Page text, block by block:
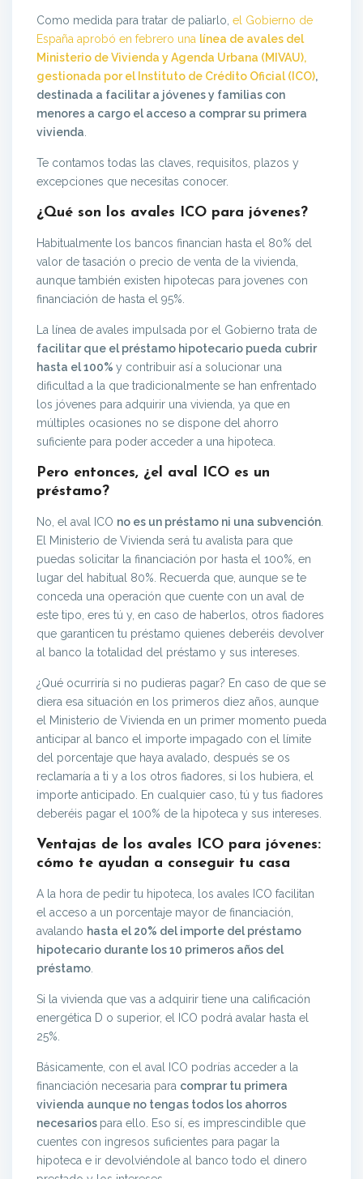
Como medida para tratar de paliarlo, el Gobierno de
España aprobó en febrero una línea de avales del
Ministerio de Vivienda y Agenda Urbana (MIVAU),
gestionada por el Instituto de Crédito Oficial (ICO),
destinada a facilitar a jóvenes y familias con
menores a cargo el acceso a comprar su primera
vivienda.
Te contamos todas las claves, requisitos, plazos y
excepciones que necesitas conocer.
¿Qué son los avales ICO para jóvenes?
Habitualmente los bancos financian hasta el 80% del
valor de tasación o precio de venta de la vivienda,
aunque también existen hipotecas para jovenes con
financiación de hasta el 95%.
La línea de avales impulsada por el Gobierno trata de
facilitar que el préstamo hipotecario pueda cubrir
hasta el 100% y contribuir así a solucionar una
dificultad a la que tradicionalmente se han enfrentado
los jóvenes para adquirir una vivienda, ya que en
múltiples ocasiones no se dispone del ahorro
suficiente para poder acceder a una hipoteca.
Pero entonces, ¿el aval ICO es un
préstamo?
No, el aval ICO no es un préstamo ni una subvención.
El Ministerio de Vivienda será tu avalista para que
puedas solicitar la financiación por hasta el 100%, en
lugar del habitual 80%. Recuerda que, aunque se te
conceda una operación que cuente con un aval de
este tipo, eres tú y, en caso de haberlos, otros fiadores
que garanticen tu préstamo quienes deberéis devolver
al banco la totalidad del préstamo y sus intereses.
¿Qué ocurriría si no pudieras pagar? En caso de que se
diera esa situación en los primeros diez años, aunque
el Ministerio de Vivienda en un primer momento pueda
anticipar al banco el importe impagado con el límite
del porcentaje que haya avalado, después se os
reclamaría a ti y a los otros fiadores, si los hubiera, el
importe anticipado. En cualquier caso, tú y tus fiadores
deberéis pagar el 100% de la hipoteca y sus intereses.
Ventajas de los avales ICO para jóvenes:
cómo te ayudan a conseguir tu casa
A la hora de pedir tu hipoteca, los avales ICO facilitan
el acceso a un porcentaje mayor de financiación,
avalando hasta el 20% del importe del préstamo
hipotecario durante los 10 primeros años del
préstamo.
Si la vivienda que vas a adquirir tiene una calificación
energética D o superior, el ICO podrá avalar hasta el
25%.
Básicamente, con el aval ICO podrías acceder a la
financiación necesaria para comprar tu primera
vivienda aunque no tengas todos los ahorros
necesarios para ello. Eso sí, es imprescindible que
cuentes con ingresos suficientes para pagar la
hipoteca e ir devolviéndole al banco todo el dinero